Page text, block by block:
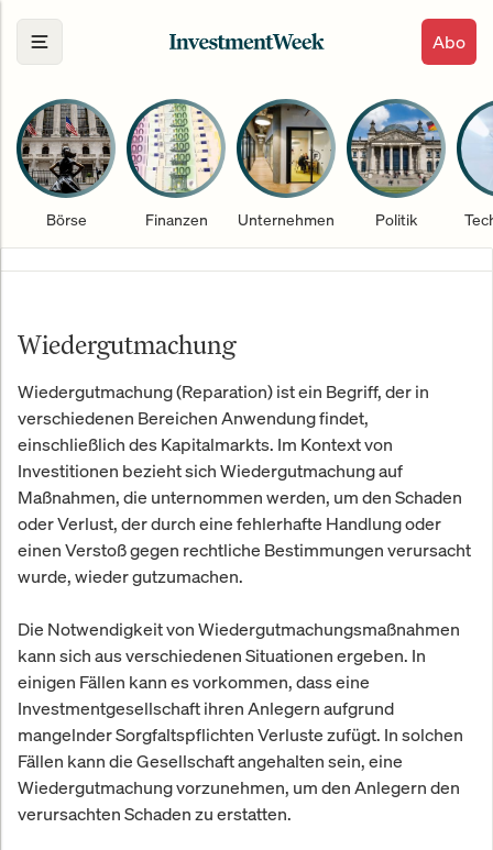
Abo
Börse Finanzen Unternehmen Politik
Wiedergutmachung
Wiedergutmachung (Reparation) ist ein Begriff, der in
verschiedenen Bereichen Anwendung findet,
einschließlich des Kapitalmarkts. Im Kontext von
Investitionen bezieht sich Wiedergutmachung auf
Maßnahmen, die unternommen werden, um den Schaden
oder Verlust, der durch eine fehlerhafte Handlung oder
einen Verstoß gegen rechtliche Bestimmungen verursacht
wurde, wieder gutzumachen.
Die Notwendigkeit von Wiedergutmachungsmaßnahmen
kann sich aus verschiedenen Situationen ergeben. In
einigen Fällen kann es vorkommen, dass eine
Investmentgesellschaft ihren Anlegern aufgrund
mangelnder Sorgfaltspflichten Verluste zufügt. In solchen
Fällen kann die Gesellschaft angehalten sein, eine
Wiedergutmachung vorzunehmen, um den Anlegern den
verursachten Schaden zu erstatten.